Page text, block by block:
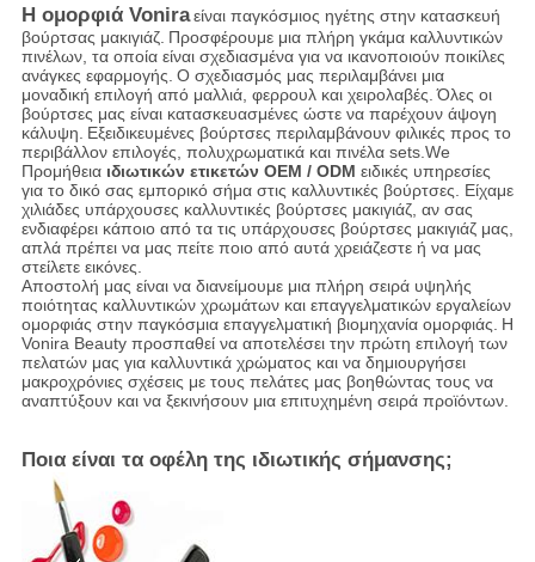
Η ομορφιά Voniraείναι παγκόσμιος ηγέτης στην κατασκευή
βούρτσας μακιγιάζ. Προσφέρουμε μια πλήρη γκάμα καλλυντικών
πινέλων, τα οποία είναι σχεδιασμένα για να ικανοποιούν ποικίλες
ανάγκες εφαρμογής. Ο σχεδιασμός μας περιλαμβάνει μια
μοναδική επιλογή από μαλλιά, φερρουλ και χειρολαβές. Όλες οι
βούρτσες μας είναι κατασκευασμένες ώστε να παρέχουν άψογη
κάλυψη. Εξειδικευμένες βούρτσες περιλαμβάνουν φιλικές προς το
περιβάλλον επιλογές, πολυχρωματικά και πινέλα sets.We
Προμήθεια ιδιωτικών ετικετών OEM / ODM ειδικές υπηρεσίες
για το δικό σας εμπορικό σήμα στις καλλυντικές βούρτσες. Είχαμε
χιλιάδες υπάρχουσες καλλυντικές βούρτσες μακιγιάζ, αν σας
ενδιαφέρει κάποιο από τα τις υπάρχουσες βούρτσες μακιγιάζ μας,
απλά πρέπει να μας πείτε ποιο από αυτά χρειάζεστε ή να μας
στείλετε εικόνες.
Αποστολή μας είναι να διανείμουμε μια πλήρη σειρά υψηλής
ποιότητας καλλυντικών χρωμάτων και επαγγελματικών εργαλείων
ομορφιάς στην παγκόσμια επαγγελματική βιομηχανία ομορφιάς. Η
Vonira Beauty προσπαθεί να αποτελέσει την πρώτη επιλογή των
πελατών μας για καλλυντικά χρώματος και να δημιουργήσει
μακροχρόνιες σχέσεις με τους πελάτες μας βοηθώντας τους να
αναπτύξουν και να ξεκινήσουν μια επιτυχημένη σειρά προϊόντων.
Ποια είναι τα οφέλη της ιδιωτικής σήμανσης;